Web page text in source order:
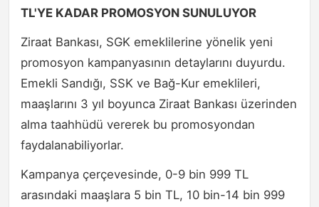
TL'YE KADAR PROMOSYON SUNULUYOR
Ziraat Bankası, SGK emeklilerine yönelik yeni
promosyon kampanyasının detaylarını duyurdu.
Emekli Sandığı, SSK ve Bağ-Kur emeklileri,
maaşlarını 3 yıl boyunca Ziraat Bankası üzerinden
alma taahhüdü vererek bu promosyondan
faydalanabiliyorlar.
Kampanya çerçevesinde, 0-9 bin 999 TL
arasındaki maaşlara 5 bin TL, 10 bin-14 bin 999